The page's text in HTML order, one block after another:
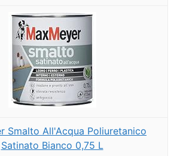
Smalto All'Acqua Poliuretanico
Satinato Bianco 0,75 L